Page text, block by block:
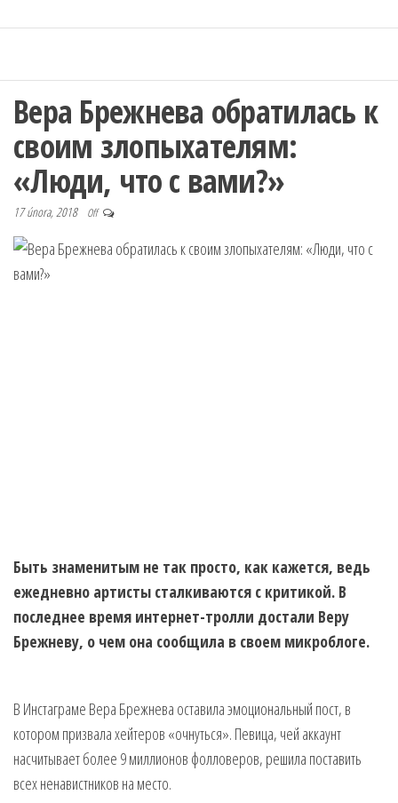
Вера Брежнева обратилась к
своим злопыхателям:
«Люди, что с вами?»
17 února, 2018 Off
Быть знаменитым не так просто, как кажется, ведь
ежедневно артисты сталкиваются с критикой. В
последнее время интернет-тролли достали Веру
Брежневу, о чем она сообщила в своем микроблоге.
В Инстаграме Вера Брежнева оставила эмоциональный пост, в
котором призвала хейтеров «очнуться». Певица, чей аккаунт
насчитывает более 9 миллионов фолловеров, решила поставить
всех ненавистников на место.